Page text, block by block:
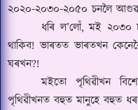
২০২০-২০৩০-২০৫০ চনলৈ
ধৰি ল’লোঁ,মই ২০৩০
থাকিব!ভাৰতত ভাৰতখন
ঘৰখন?!
মইতো পৃথিৱীখন
পৃথিৱীখনত বহুত মানুহে বহুত